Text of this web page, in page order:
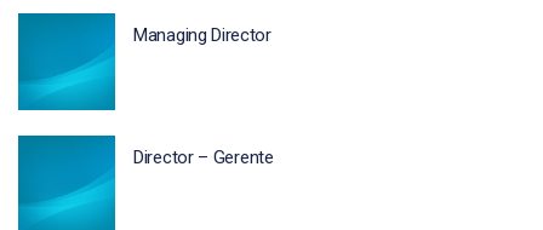
Managing Director
Director – Gerente